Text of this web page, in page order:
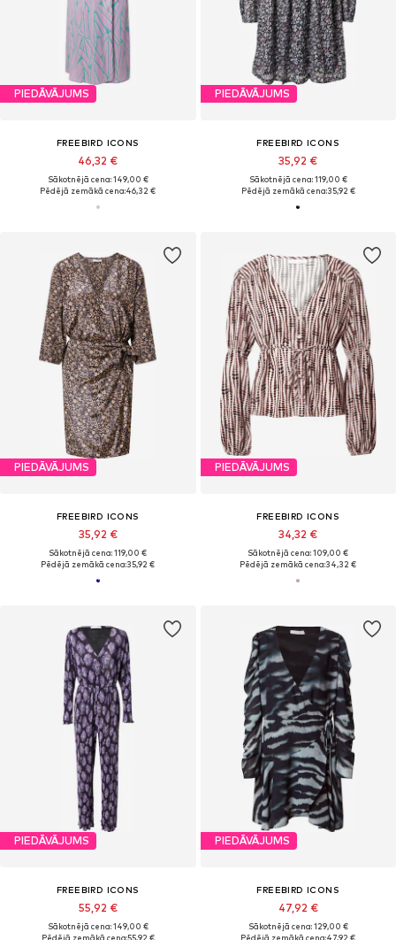
PIEDĀVĀJUMS
FREEBIRD ICONS
46,32 €
Sākotnējā cena: 149,00 €
Pēdējā zemākā cena:46,32 €
PIEDĀVĀJUMS
FREEBIRD ICONS
35,92 €
Sākotnējā cena: 119,00 €
Pēdējā zemākā cena:35,92 €
PIEDĀVĀJUMS
FREEBIRD ICONS
35,92 €
Sākotnējā cena: 119,00 €
Pēdējā zemākā cena:35,92 €
PIEDĀVĀJUMS
FREEBIRD ICONS
34,32 €
Sākotnējā cena: 109,00 €
Pēdējā zemākā cena:34,32 €
PIEDĀVĀJUMS
FREEBIRD ICONS
55,92 €
Sākotnējā cena: 149,00 €
Pēdējā zemākā cena:55,92 €
PIEDĀVĀJUMS
FREEBIRD ICONS
47,92 €
Sākotnējā cena: 129,00 €
Pēdējā zemākā cena:47,92 €